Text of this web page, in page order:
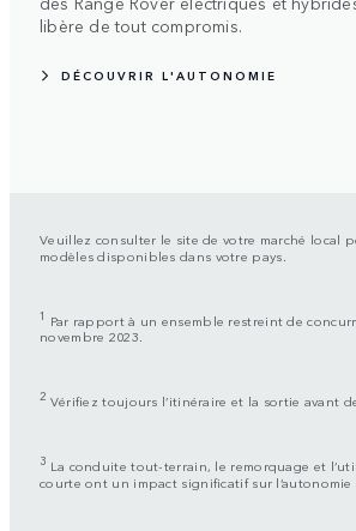
libère de tout compromis.
DÉCOUVRIR L'AUTONOMIE
Veuillez consulter le site de votre marché local
modèles disponibles dans votre pays.
1 Par rapport à un ensemble restreint de
novembre 2023.
2 Vérifiez toujours l’itinéraire et la sortie avant
3 La conduite tout-terrain, le remorquage et
courte ont un impact significatif sur l’autonomie